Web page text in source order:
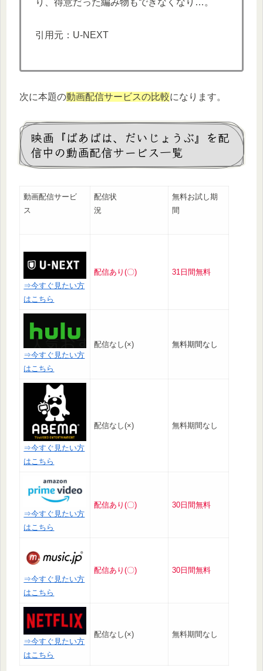
引用元：U-NEXT
次に本題の動画配信サービスの比較になります。
映画『ばあばは、だいじょうぶ』を配
信中の動画配信サービス一覧
動画配信サービ
ス
配信状
況
無料お試し期
間
⇒今すぐ見たい方
はこちら
配信あり(〇) 31日間無料
⇒今すぐ見たい方
はこちら
配信なし(×) 無料期間なし
⇒今すぐ見たい方
はこちら
配信なし(×) 無料期間なし
⇒今すぐ見たい方
はこちら
配信あり(〇) 30日間無料
⇒今すぐ見たい方
はこちら
配信あり(〇) 30日間無料
⇒今すぐ見たい方
はこちら
配信なし(×) 無料期間なし